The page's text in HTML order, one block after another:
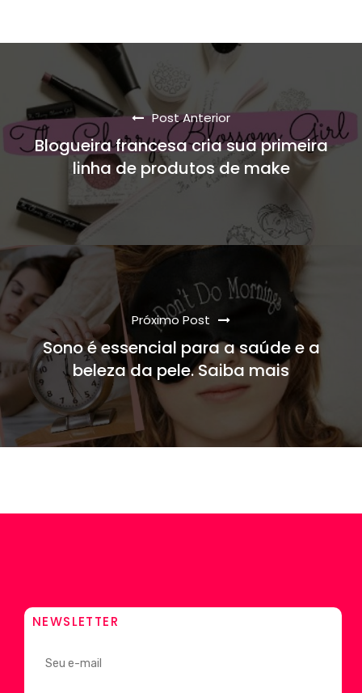
Post Anterior
Blogueira francesa cria sua primeira
linha de produtos de make
Próximo Post
Sono é essencial para a saúde e a
beleza da pele. Saiba mais
NEWSLETTER